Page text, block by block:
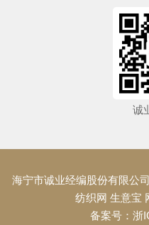
诚
海宁市诚业经编股份有限公司
纺织网 生意宝
备案号：浙